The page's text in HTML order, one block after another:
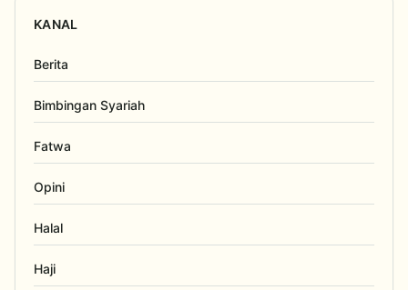
KANAL
Berita
Bimbingan Syariah
Fatwa
Opini
Halal
Haji